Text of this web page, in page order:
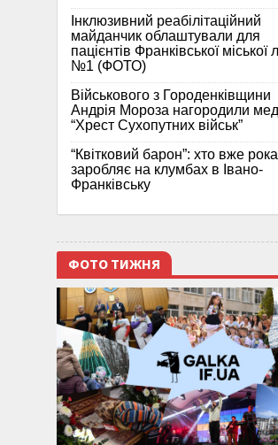
Інклюзивний реабілітаційний
майданчик облаштували для
пацієнтів Франківської міської
№1 (ФОТО)
Військового з Городенківщини
Андрія Мороза нагородили
“Хрест Сухопутних військ”
“Квітковий барон”: хто вже
заробляє на клумбах в Івано-
Франківську
ФОТО ТИЖНЯ